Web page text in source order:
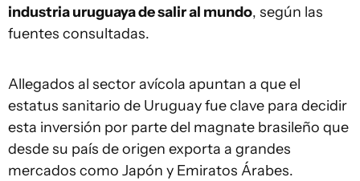
industria uruguaya de salir al mundo, según las
fuentes consultadas.
Allegados al sector avícola apuntan a que el
estatus sanitario de Uruguay fue clave para decidir
esta inversión por parte del magnate brasileño que
desde su país de origen exporta a grandes
mercados como Japón y Emiratos Árabes.